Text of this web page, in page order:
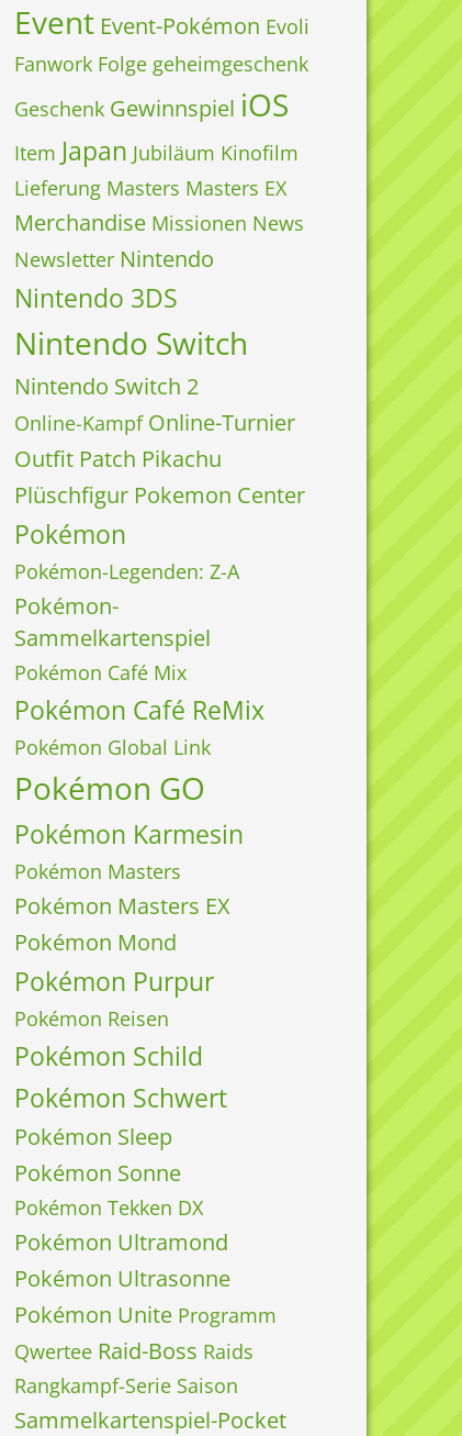
Event Event-Pokémon Evoli
Fanwork Folge geheimgeschenk
Geschenk Gewinnspiel iOS
Item Japan Jubiläum Kinofilm
Lieferung Masters Masters EX
Merchandise Missionen News
Newsletter Nintendo
Nintendo 3DS
Nintendo Switch
Nintendo Switch 2
Online-Kampf Online-Turnier
Outfit Patch Pikachu
Plüschfigur Pokemon Center
Pokémon
Pokémon-Legenden: Z-A
Pokémon-
Sammelkartenspiel
Pokémon Café Mix
Pokémon Café ReMix
Pokémon Global Link
Pokémon GO
Pokémon Karmesin
Pokémon Masters
Pokémon Masters EX
Pokémon Mond
Pokémon Purpur
Pokémon Reisen
Pokémon Schild
Pokémon Schwert
Pokémon Sleep
Pokémon Sonne
Pokémon Tekken DX
Pokémon Ultramond
Pokémon Ultrasonne
Pokémon Unite Programm
Qwertee Raid-Boss Raids
Rangkampf-Serie Saison
Sammelkartenspiel-Pocket